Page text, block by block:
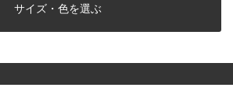
サイズ・色を選ぶ